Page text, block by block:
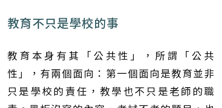
教育不只是學校的事
教育本身有其「公共性」，所謂「公共
性」，有兩個面向：第一個面向是教育並非
只是學校的責任，教學也不只是老師的職